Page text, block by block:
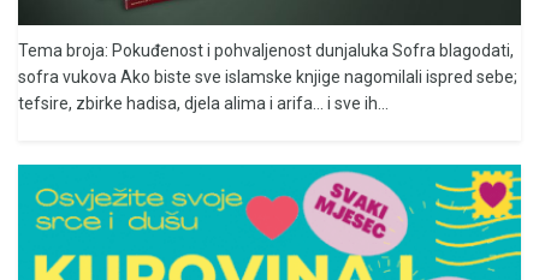
Tema broja: Pokuđenost i pohvaljenost dunjaluka Sofra blagodati,
sofra vukova Ako biste sve islamske knjige nagomilali ispred sebe;
tefsire, zbirke hadisa, djela alima i arifa... i sve ih...